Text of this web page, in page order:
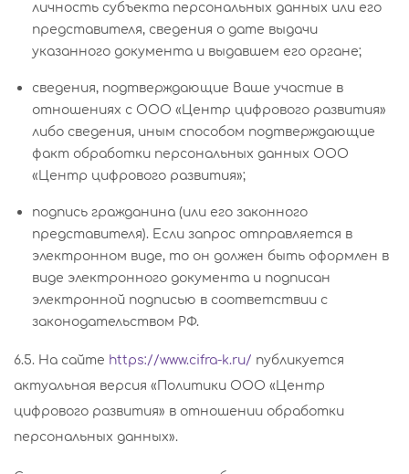
личность субъекта персональных данных или его
представителя, сведения о дате выдачи
указанного документа и выдавшем его органе;
сведения, подтверждающие Ваше участие в
отношениях с ООО «Центр цифрового развития»
либо сведения, иным способом подтверждающие
факт обработки персональных данных ООО
«Центр цифрового развития»;
подпись гражданина (или его законного
представителя). Если запрос отправляется в
электронном виде, то он должен быть оформлен в
виде электронного документа и подписан
электронной подписью в соответствии с
законодательством РФ.
6.5. На сайте https://www.cifra-k.ru/ публикуется
актуальная версия «Политики ООО «Центр
цифрового развития» в отношении обработки
персональных данных».